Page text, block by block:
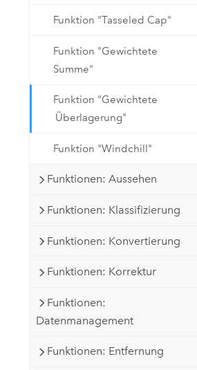
Funktion "Tasseled Cap"
Funktion "Gewichtete
Summe"
Funktion "Gewichtete
Überlagerung"
Funktion "Windchill"
Funktionen: Aussehen
Funktionen: Klassifizierung
Funktionen: Konvertierung
Funktionen: Korrektur
Funktionen:
Datenmanagement
Funktionen: Entfernung